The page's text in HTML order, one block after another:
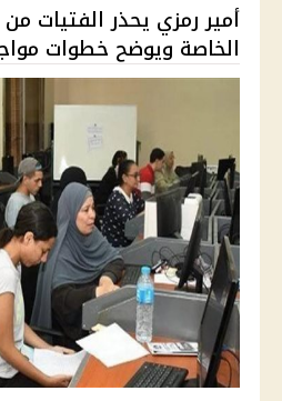
أمير رمزي يحذر الفتيات
الخاصة ويوضح خطوات